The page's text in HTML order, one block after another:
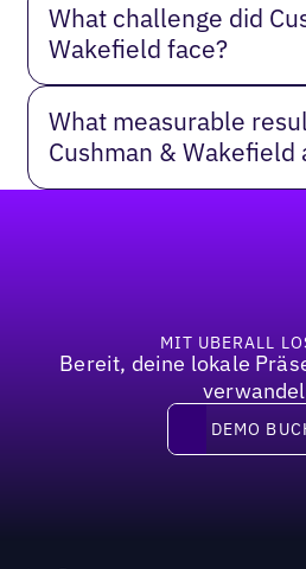
What challenge did
Wakefield face?
What measurable
Cushman & Wakefield
MIT UBERALL
Bereit, deine lokale
DEMODEMO